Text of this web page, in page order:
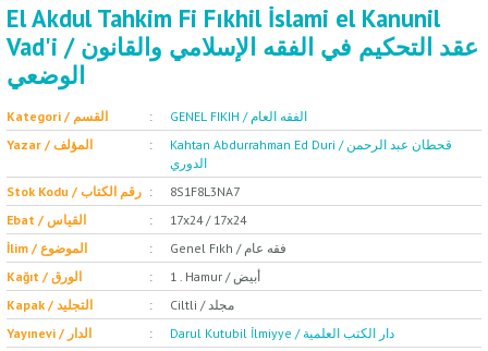
El Akdul Tahkim Fi Fıkhil İslami el Kanunil
Vad'i / عقد التحكيم في الفقه الإسلامي والقانون
الوضعي
Kategori / القسم
GENEL FIKIH / الفقه العام
Yazar / المؤلف
Kahtan Abdurrahman Ed Duri / قحطان عبد الرحمن
الدوري
Stok Kodu / رقم الكتاب
8S1F8L3NA7
Ebat / القياس
17x24 / 17x24
İlim / الموضوع
Genel Fıkh / فقه عام
Kağıt / الورق
1 . Hamur / أبيض
Kapak / التجليد
Ciltli / مجلد
Yayınevi / الدار
Darul Kutubil İlmiyye / دار الكتب العلمية